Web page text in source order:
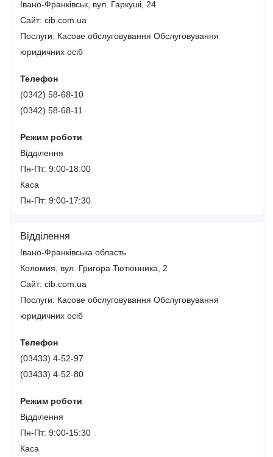
Івано-Франківськ, вул. Гаркуші, 24
Сайт: cib.com.ua
Послуги: Касове обслуговування Обслуговування
юридичних осіб
Телефон
(0342) 58-68-10
(0342) 58-68-11
Режим роботи
Відділення
Пн-Пт: 9:00-18:00
Каса
Пн-Пт: 9:00-17:30
Відділення
Івано-Франківська область
Коломия, вул. Григора Тютюнника, 2
Сайт: cib.com.ua
Послуги: Касове обслуговування Обслуговування
юридичних осіб
Телефон
(03433) 4-52-97
(03433) 4-52-80
Режим роботи
Відділення
Пн-Пт: 9:00-15:30
Каса